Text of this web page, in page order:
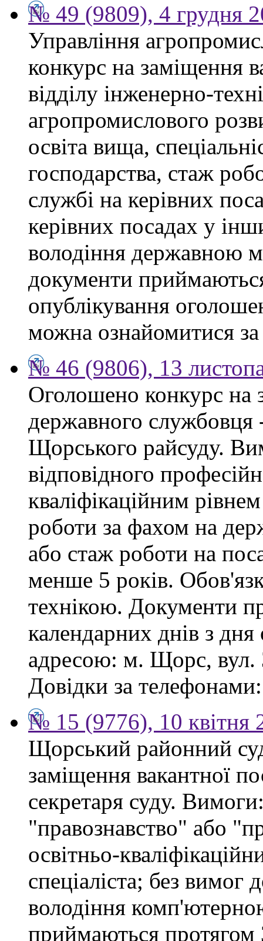
№ 49 (9809), 4 грудня
Управління
конкурс на заміщення
відділу інженерно-
агропромислового
освіта вища,
господарства, стаж
службі на керівних
керівних посадах у
володіння державною
документи
опублікування
можна ознайомитися
№ 46 (9806), 13
Оголошено конкурс на
державного службовця
Щорського райсуду.
відповідного
кваліфікаційним
роботи за фахом на
або стаж роботи на
менше 5 років.
технікою. Документи
календарних днів з
адресою: м. Щорс, вул.
Довідки за
№ 15 (9776), 10 квітня
Щорський районний
заміщення вакантної
секретаря суду.
"правознавство" або
освітньо-
спеціаліста; без
володіння
приймаються протягом